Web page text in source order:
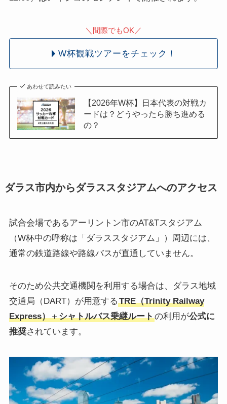
＼間際でもOK／
W杯観戦ツアーをチェック！
あわせて読みたい
【2026年W杯】日本代表の対戦カ
ードは？どうやったら勝ち進める
の？
ダラス市内からダラススタジアムへのアクセス
試合会場であるアーリントン市のAT&Tスタジアム
（W杯中の呼称は「ダラススタジアム」）周辺には、
通常の鉄道路線や路線バスが直通していません。
そのため公共交通機関を利用する場合は、ダラス地域
交通局（DART）が用意する TRE（Trinity Railway
Express）＋シャトルバス乗継ルートの利用が公式に
推奨されています。